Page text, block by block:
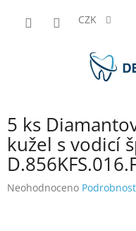
CZK
5 ks
kužel s vodicí
Průměrné
Neohodnoceno